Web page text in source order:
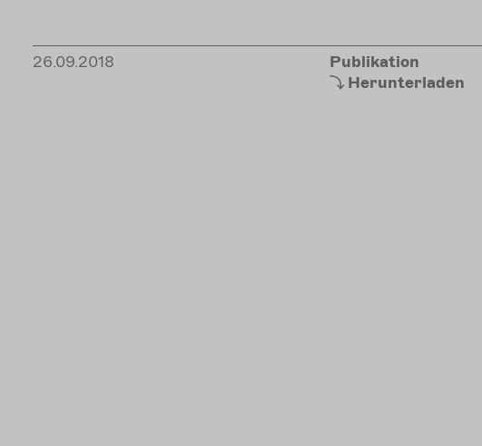
26.09.2018
Publikation
Herunterladen